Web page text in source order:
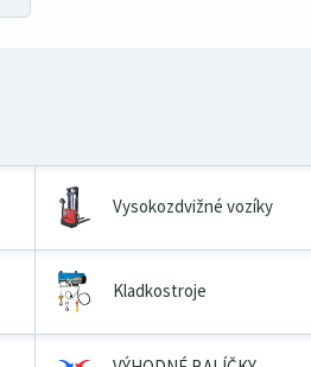
Vysokozdvižné vozíky
Kladkostroje